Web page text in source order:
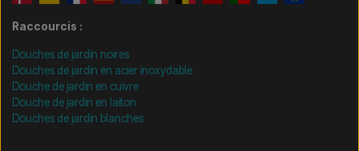
Raccourcis :
Douches de jardin noires
Douches de jardin en acier inoxydable
Douche de jardin en cuivre
Douche de jardin en laiton
Douches de jardin blanches